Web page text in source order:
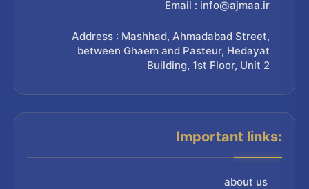
Email : info@ajmaa.ir
Address : Mashhad, Ahmadabad Street,
between Ghaem and Pasteur, Hedayat
Building, 1st Floor, Unit 2
Important links:
about us